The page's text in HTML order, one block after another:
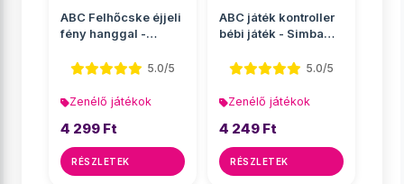
ABC Felhőcske éjjeli
fény hanggal -
5.0/5
Zenélő játékok
4 299 Ft
RÉSZLETEK
ABC játék kontroller
bébi játék - Simba
5.0/5
Zenélő játékok
4 249 Ft
RÉSZLETEK